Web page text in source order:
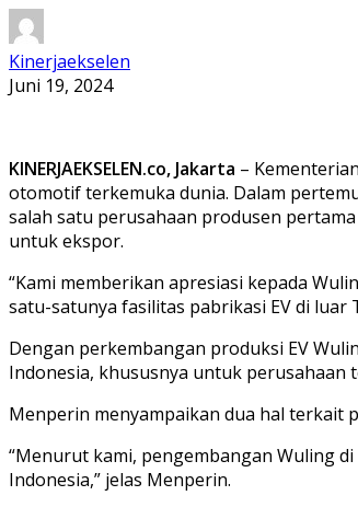
Kinerjaekselen
Juni 19, 2024
KINERJAEKSELEN.co, Jakarta –
otomotif terkemuka dunia. Dalam
salah satu perusahaan produsen
untuk ekspor.
“Kami memberikan apresiasi kepada
satu-satunya fasilitas pabrikasi EV di luar
Dengan perkembangan produksi EV
Indonesia, khususnya untuk perusahaan
Menperin menyampaikan dua hal terkait
“Menurut kami, pengembangan Wuling
Indonesia,” jelas Menperin.